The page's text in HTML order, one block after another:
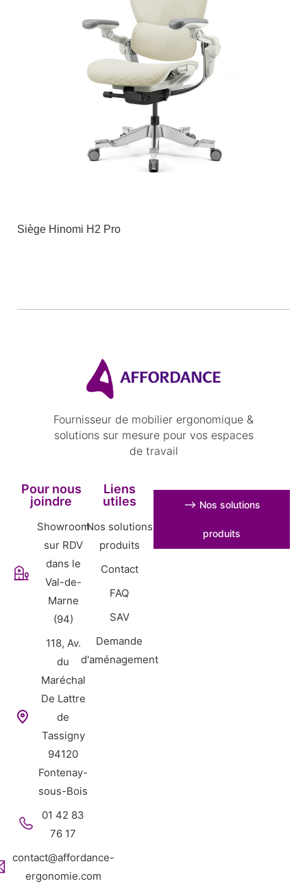
Siège Hinomi H2 Pro
Fournisseur de mobilier ergonomique &
solutions sur mesure pour vos espaces
de travail
Pour nous
joindre
Showroom
sur RDV
dans le
Val-de-
Marne
(94)
118, Av.
du
Maréchal
De Lattre
de
Tassigny
94120
Fontenay-
sous-Bois
01 42 83
76 17
contact@affordance-
ergonomie.com
Liens
utiles
Nos solutions
produits
Contact
FAQ
SAV
Demande
d'aménagement
⟶ Nos solutions
produits